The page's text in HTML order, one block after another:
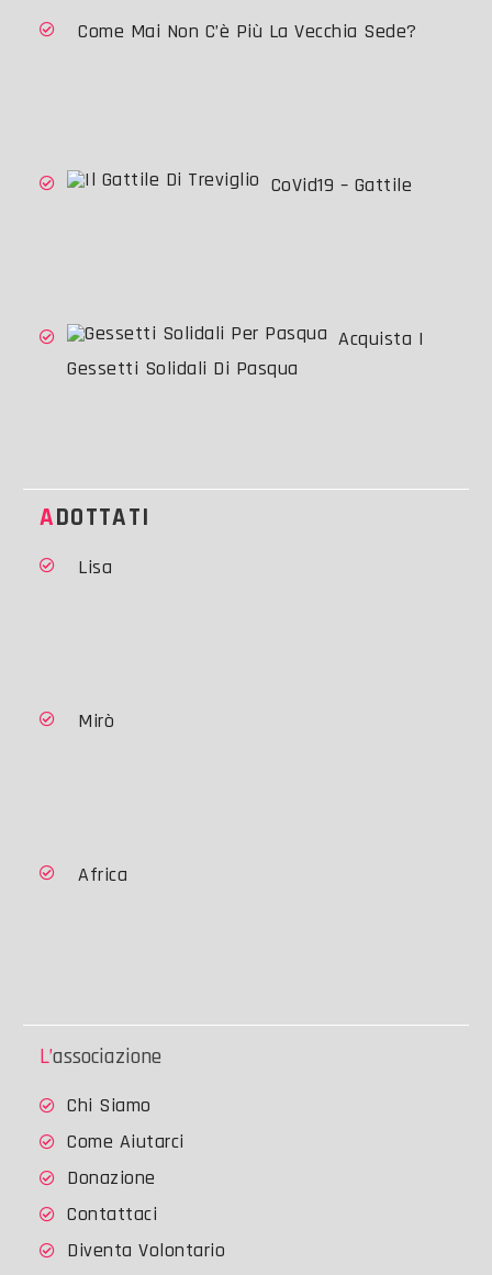
Come Mai Non C’è Più La Vecchia Sede?
CoVid19 – Gattile
Acquista I
Gessetti Solidali Di Pasqua
ADOTTATI
Lisa
Mirò
Africa
L’associazione
Chi Siamo
Come Aiutarci
Donazione
Contattaci
Diventa Volontario